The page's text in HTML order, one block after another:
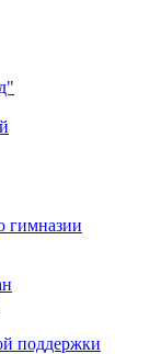
гимназии
поддержки